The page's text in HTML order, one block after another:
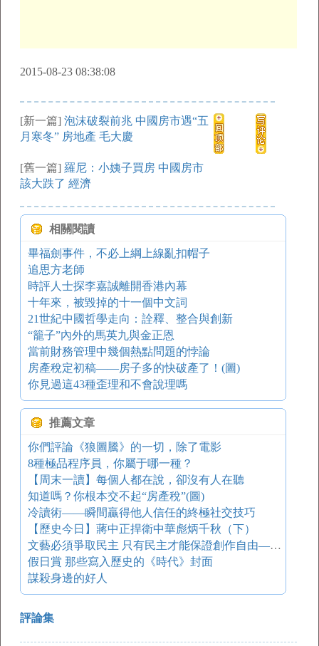
2015-08-23 08:38:08
[新一篇] 泡沫破裂前兆 中國房市遇“五
月寒冬” 房地產 毛大慶
[舊一篇] 羅尼：小姨子買房 中國房市
該大跌了 經濟
相關閱讀
畢福劍事件，不必上綱上線亂扣帽子
追思方老師
時評人士探李嘉誠離開香港內幕
十年來，被毀掉的十一個中文詞
21世紀中國哲學走向：詮釋、整合與創新
“籠子”內外的馬英九與金正恩
當前財務管理中幾個熱點問題的悖論
房產稅定初稿——房子多的快破產了！(圖)
你見過這43種歪理和不會說理嗎
推薦文章
你們評論《狼圖騰》的一切，除了電影
8種極品程序員，你屬于哪一種？
【周末一讀】每個人都在說，卻沒有人在聽
知道嗎？你根本交不起“房產稅”(圖)
冷讀術——瞬間贏得他人信任的終極社交技巧
【歷史今日】蔣中正捍衛中華彪炳千秋（下）
文藝必須爭取民主 只有民主才能保證創作自由—— 楊晦教授在中大演講
假日賞 那些寫入歷史的《時代》封面
謀殺身邊的好人
評論集